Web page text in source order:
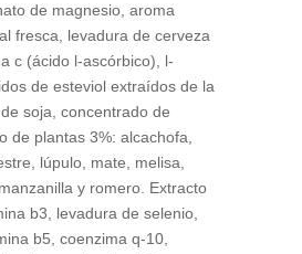
de magnesio, aroma
fresca, levadura de cerveza
c (ácido l-ascórbico), l-
de esteviol extraídos de la
soja, concentrado de
de plantas 3%: alcachofa,
lúpulo, mate, melisa,
y romero. Extracto
b3, levadura de selenio,
b5, coenzima q-10,